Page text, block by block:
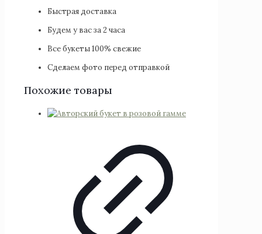
Быстрая доставка
Будем у вас за 2 часа
Все букеты 100% свежие
Сделаем фото перед отправкой
Похожие товары